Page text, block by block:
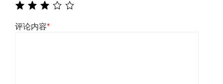
评论内容*